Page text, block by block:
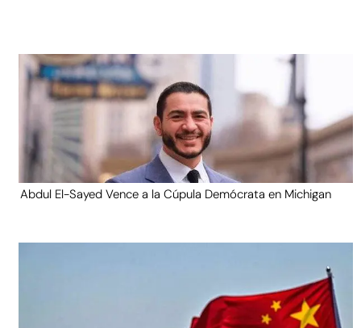
Abdul El-Sayed Vence a la Cúpula Demócrata en Michigan